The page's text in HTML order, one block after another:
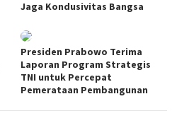
Jaga Kondusivitas Bangsa
Presiden Prabowo Terima
Laporan Program Strategis
TNI untuk Percepat
Pemerataan Pembangunan